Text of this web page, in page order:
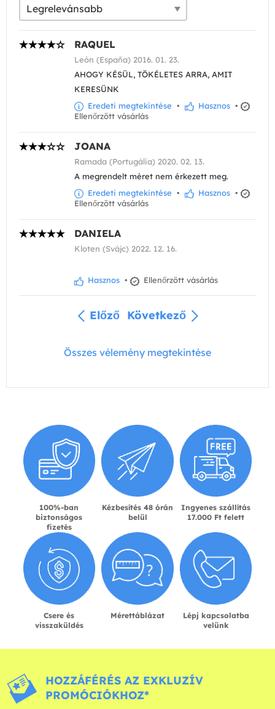
RAQUEL
León (España) 2016. 01. 23.
AHOGY KÉSÜL, TÖKÉLETES ARRA, AMIT
KERESÜNK
Eredeti megtekintése • Hasznos •
Ellenőrzött vásárlás
JOANA
Ramada (Portugália) 2020. 02. 13.
A megrendelt méret nem érkezett meg.
Eredeti megtekintése • Hasznos •
Ellenőrzött vásárlás
DANIELA
Kloten (Svájc) 2022. 12. 16.
Hasznos • Ellenőrzött vásárlás
Előző Következő
Összes vélemény megtekintése
100%-ban
biztonságos
fizetés
Kézbesítés 48 órán
belül
Ingyenes szállítás
17.000 Ft felett
Csere és
visszaküldés
Mérettáblázat
Lépj kapcsolatba
velünk
HOZZÁFÉRÉS AZ EXKLUZÍV
PROMÓCIÓKHOZ*